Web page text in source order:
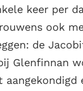
keer per
ook
de
Glenfinnan
aangekondigd